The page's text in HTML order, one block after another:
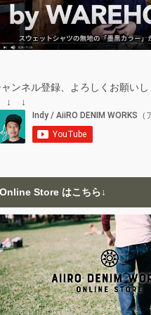
ンネル登録、よろしくお願いし
↓ ↓
Online Store はこちら↓